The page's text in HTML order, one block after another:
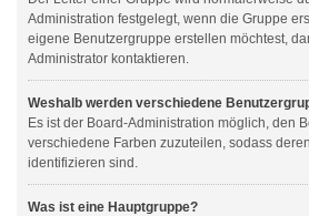
Administration festgelegt, wenn die Gruppe
eigene Benutzergruppe erstellen möchtest,
Administrator kontaktieren.
Weshalb werden verschiedene
Es ist der Board-Administration möglich, den
verschiedene Farben zuzuteilen, sodass
identifizieren sind.
Was ist eine Hauptgruppe?